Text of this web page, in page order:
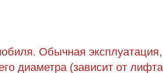
Обычная
диаметра (зависит от